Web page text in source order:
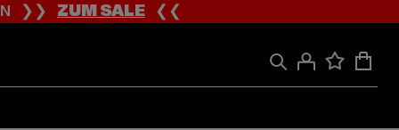
❯❯ZUM SALE❮❮